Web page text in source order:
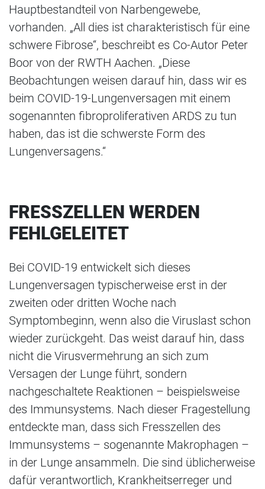
Hauptbestandteil von Narbengewebe,
vorhanden. „All dies ist charakteristisch für eine
schwere Fibrose“, beschreibt es Co-Autor Peter
Boor von der RWTH Aachen. „Diese
Beobachtungen weisen darauf hin, dass wir es
beim COVID-19-Lungenversagen mit einem
sogenannten fibroproliferativen ARDS zu tun
haben, das ist die schwerste Form des
Lungenversagens.“
FRESSZELLEN WERDEN
FEHLGELEITET
Bei COVID-19 entwickelt sich dieses
Lungenversagen typischerweise erst in der
zweiten oder dritten Woche nach
Symptombeginn, wenn also die Viruslast schon
wieder zurückgeht. Das weist darauf hin, dass
nicht die Virusvermehrung an sich zum
Versagen der Lunge führt, sondern
nachgeschaltete Reaktionen – beispielsweise
des Immunsystems. Nach dieser Fragestellung
entdeckte man, dass sich Fresszellen des
Immunsystems – sogenannte Makrophagen –
in der Lunge ansammeln. Die sind üblicherweise
dafür verantwortlich, Krankheitserreger und